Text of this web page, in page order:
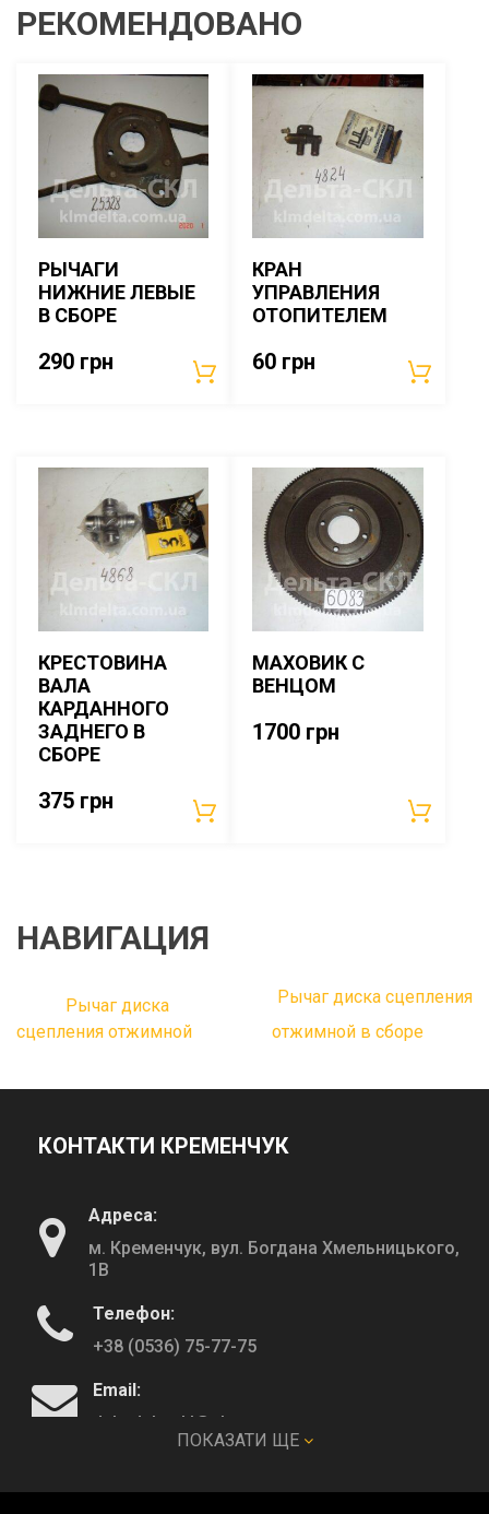
РЕКОМЕНДОВАНО
РЫЧАГИ
НИЖНИЕ ЛЕВЫЕ
В СБОРЕ
290 грн
КРАН
УПРАВЛЕНИЯ
ОТОПИТЕЛЕМ
60 грн
КРЕСТОВИНА
ВАЛА
КАРДАННОГО
ЗАДНЕГО В
СБОРЕ
375 грн
МАХОВИК С
ВЕНЦОМ
1700 грн
НАВИГАЦИЯ
Рычаг диска
сцепления отжимной
Рычаг диска сцепления
отжимной в сборе
КОНТАКТИ КРЕМЕНЧУК
Адреса:
м. Кременчук, вул. Богдана Хмельницького,
1В
Телефон:
+38 (0536) 75-77-75
Email:
deltadeltaskl@ukr.net
КОНТАКТИ ПОЛТАВА
ПОКАЗАТИ ЩЕ